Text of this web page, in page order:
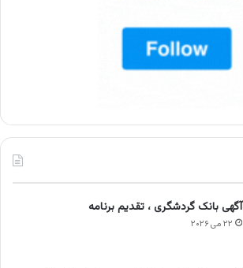
آگهی بانک گردشگری ، تقدیم برنامه
۲۲ می ۲۰۲۶